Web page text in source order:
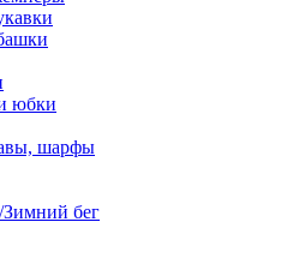
юбки
шарфы
бег